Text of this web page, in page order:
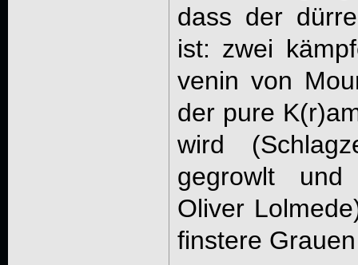
dass der
ist: zwei
venin von
der pure
wird
gegrowlt und
Oliver
finstere